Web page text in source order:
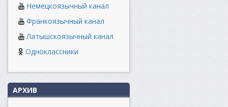
Немецкоязычный канал
Франкоязычный канал
Латышскоязычный канал
Одноклассники
АРХИВ